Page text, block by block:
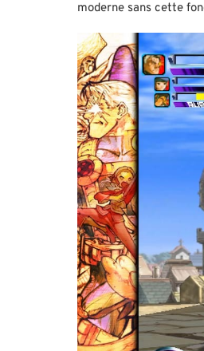
moderne sans cette